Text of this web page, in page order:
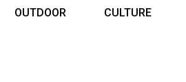
OUTDOOR CULTURE